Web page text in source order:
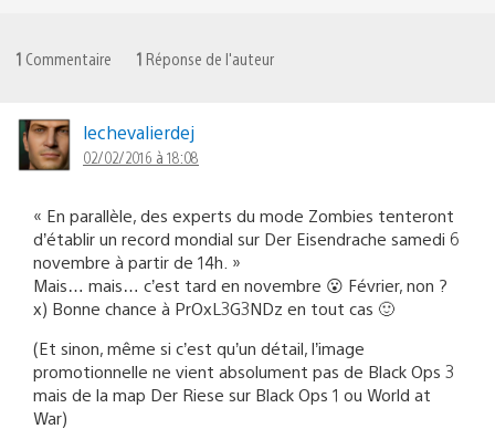
1 Commentaire 1 Réponse de l'auteur
lechevalierdej
02/02/2016 à 18:08
« En parallèle, des experts du mode Zombies tenteront
d’établir un record mondial sur Der Eisendrache samedi 6
novembre à partir de 14h. »
Mais… mais… c’est tard en novembre 😮 Février, non ?
x) Bonne chance à PrOxL3G3NDz en tout cas 🙂
(Et sinon, même si c’est qu’un détail, l’image
promotionnelle ne vient absolument pas de Black Ops 3
mais de la map Der Riese sur Black Ops 1 ou World at
War)